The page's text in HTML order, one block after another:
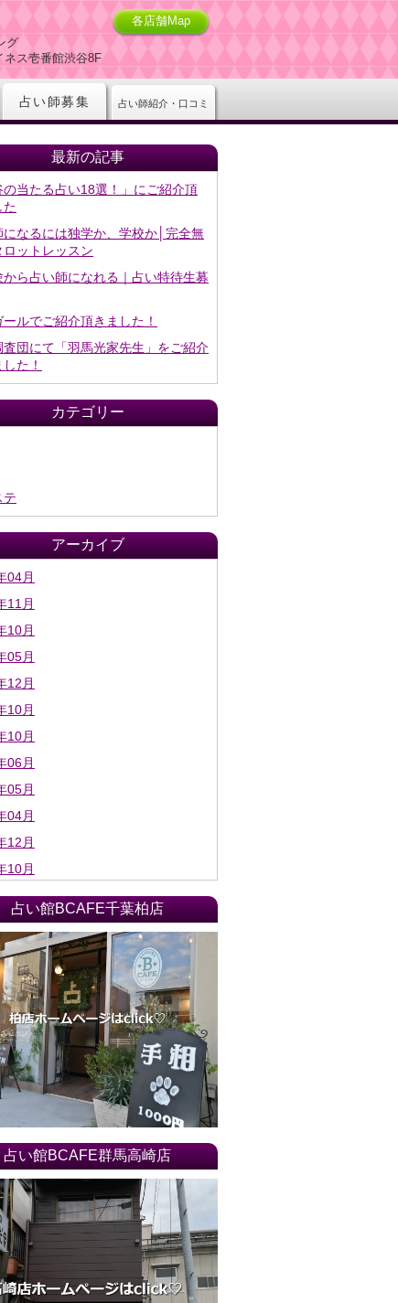
グ
ネス壱番館渋谷8F
各店舗Map
占い師募集 占い師紹介・口コミ
最新の記事
の当たる占い18選！」にご紹介頂
た
になるには独学か、学校か│完全無
ロットレッスン
から占い師になれる｜占い特待生募
ルでご紹介頂きました！
査団にて「羽馬光家先生」をご紹介
た！
カテゴリー
テ
アーカイブ
04月
11月
10月
05月
12月
10月
10月
06月
05月
04月
12月
10月
06月
04月
03月
04月
03月
02月
01月
12月
11月
09月
08月
07月
06月
05月
04月
占い館BCAFE千葉柏店
占い館BCAFE群馬高崎店